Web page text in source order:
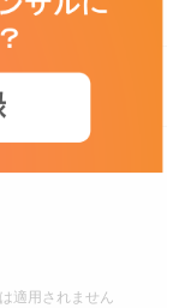
10,610,000円
スエンジニア（オン
適用されません